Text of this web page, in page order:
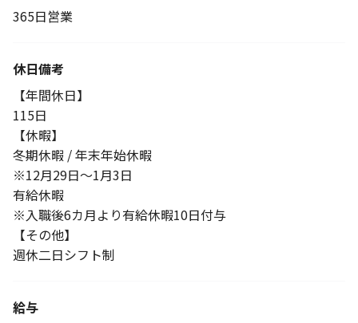
365日営業
休日備考
【年間休日】
115日
【休暇】
冬期休暇 / 年末年始休暇
※12月29日～1月3日
有給休暇
※入職後6カ月より有給休暇10日付与
【その他】
週休二日シフト制
給与